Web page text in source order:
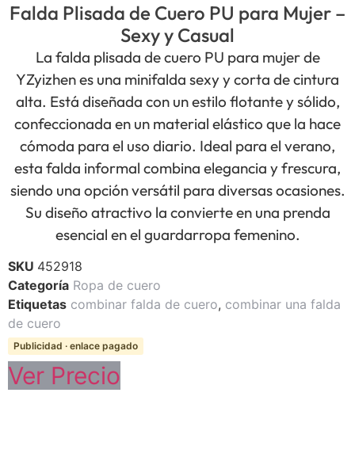
Falda Plisada de Cuero PU para Mujer –
Sexy y Casual
La falda plisada de cuero PU para mujer de
YZyizhen es una minifalda sexy y corta de cintura
alta. Está diseñada con un estilo flotante y sólido,
confeccionada en un material elástico que la hace
cómoda para el uso diario. Ideal para el verano,
esta falda informal combina elegancia y frescura,
siendo una opción versátil para diversas ocasiones.
Su diseño atractivo la convierte en una prenda
esencial en el guardarropa femenino.
SKU 452918
Categoría Ropa de cuero
Etiquetas combinar falda de cuero, combinar una falda
de cuero
Publicidad · enlace pagado
Ver Precio